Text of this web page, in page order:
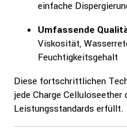
einfache
Umfassende
Viskosität,
Feuchtigkeitsgehalt
Diese fortschrittlichen
jede Charge
Leistungsstandards erfüllt.